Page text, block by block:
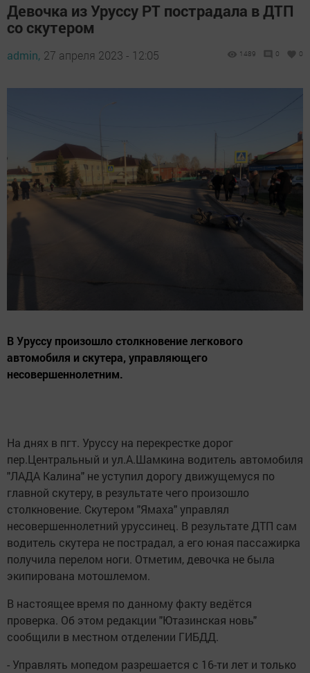
Девочка из Уруссу РТ пострадала в ДТП
со скутером
admin, 27 апреля 2023 - 12:05 1489 0 0
В Уруссу произошло столкновение легкового
автомобиля и скутера, управляющего
несовершеннолетним.
На днях в пгт. Уруссу на перекрестке дорог
пер.Центральный и ул.А.Шамкина водитель автомобиля
"ЛАДА Калина" не уступил дорогу движущемуся по
главной скутеру, в результате чего произошло
столкновение. Скутером "Ямаха" управлял
несовершеннолетний уруссинец. В результате ДТП сам
водитель скутера не пострадал, а его юная пассажирка
получила перелом ноги. Отметим, девочка не была
экипирована мотошлемом.
В настоящее время по данному факту ведётся
проверка. Об этом редакции "Ютазинская новь"
сообщили в местном отделении ГИБДД.
- Управлять мопедом разрешается с 16-ти лет и только